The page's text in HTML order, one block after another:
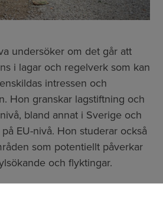
undersöker om det går att
i lagar och regelverk som kan
intressen och
Hon granskar lagstiftning och
bland annat i Sverige och
EU-nivå. Hon studerar också
som potentiellt påverkar
och flyktingar.
annat om asylrätt och